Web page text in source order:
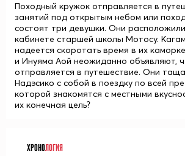
Походный кружок отправляется в
занятий под открытым небом или
состоят три девушки. Они
кабинете старшей школы Мотосу.
надеется скоротать время в их
и Инуяма Аой неожиданно объявляют,
отправляется в путешествие. Они
Надэсико с собой в поездку по всей
которой знакомятся с местными
их конечная цель?
ХРОНОЛОГИЯ